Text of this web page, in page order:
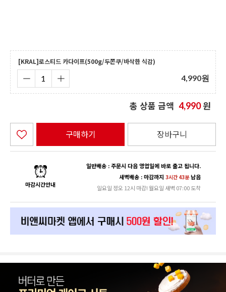
[KRAL]로스티드 카다이프(500g/두쫀쿠/바삭한 식감)
4,990원
총 상품 금액 4,990원
구매하기 장바구니
마감시간안내
일반배송 : 주문시 다음 영업일에 바로 출고 됩니다.
새벽배송 : 마감까지 3시간 43분남음
일요일 정오 12시 마감! 월요일 새벽 07:00 도착